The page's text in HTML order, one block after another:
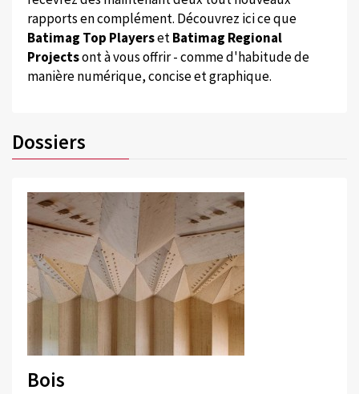
rapports en complément. Découvrez ici ce que
Batimag Top PlayersetBatimag Regional
Projectsont à vous offrir - comme d'habitude de
manière numérique, concise et graphique.
Dossiers
Bois